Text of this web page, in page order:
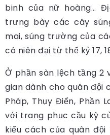
binh của nữ hoàng…
trưng bày các cây
mai, súng trường của
có niên đại từ thế kỷ 17,
Ở phần sàn lệch tầng 2
gian dành cho quân đội
Pháp, Thụy Điển, Phần
với trang phục cầu kỳ
kiểu cách của quân